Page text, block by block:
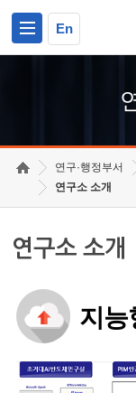
En
연구·행정부서
연구소 소개
연구소 소개
지능